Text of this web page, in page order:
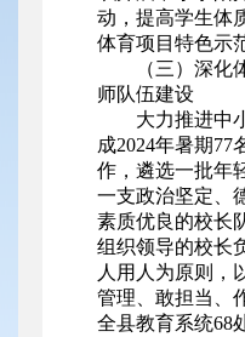
动，提高学生体
体育项目特色示
（三）深化
师队伍建设
大力推进中
成2024年暑期77
作，遴选一批年
一支政治坚定、
素质优良的校长
组织领导的校长
人用人为原则，
管理、敢担当、
全县教育系统68